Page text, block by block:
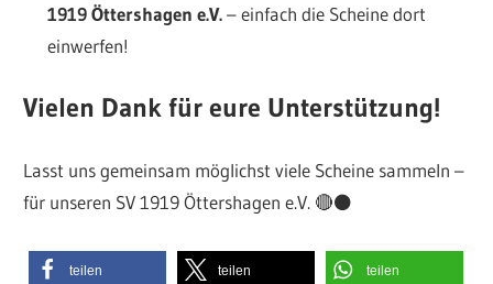
1919 Öttershagen e.V.– einfach die Scheine dort
einwerfen!
Vielen Dank für eure Unterstützung!
Lasst uns gemeinsam möglichst viele Scheine sammeln –
für unseren SV 1919 Öttershagen e.V. 🔴⚫
teilen teilen teilen